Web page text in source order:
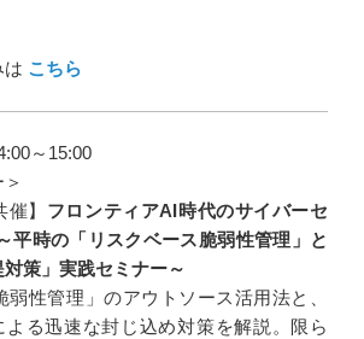
は こちら
～15:00
催】 フロンティアAI時代のサイバーセ
平時の「リスクベース脆弱性管理」と
策」実践セミナー～
弱性管理」のアウトソース活用法と、
よる迅速な封じ込め対策を解説。限ら